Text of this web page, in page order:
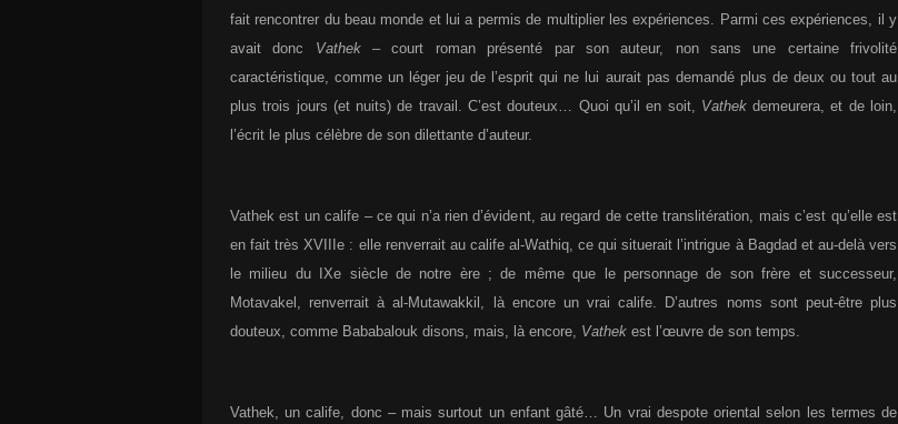
fait rencontrer du beau monde et lui a permis de multiplier les expériences. Parmi ces expériences, il y
avait donc Vathek– court roman présenté par son auteur, non sans une certaine frivolité
caractéristique, comme un léger jeu de l’esprit qui ne lui aurait pas demandé plus de deux ou tout au
plus trois jours (et nuits) de travail. C’est douteux… Quoi qu’il en soit, Vathekdemeurera, et de loin,
l’écrit le plus célèbre de son dilettante d’auteur.
Vathek est un calife – ce qui n’a rien d’évident, au regard de cette translitération, mais c’est qu’elle est
en fait très XVIIIe : elle renverrait au calife al-Wathiq, ce qui situerait l’intrigue à Bagdad et au-delà vers
le milieu du IXe siècle de notre ère ; de même que le personnage de son frère et successeur,
Motavakel, renverrait à al-Mutawakkil, là encore un vrai calife. D’autres noms sont peut-être plus
douteux, comme Bababalouk disons, mais, là encore, Vathek est l’œuvre de son temps.
Vathek, un calife, donc – mais surtout un enfant gâté… Un vrai despote oriental selon les termes de